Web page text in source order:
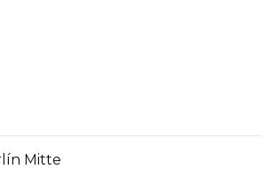
Mitte